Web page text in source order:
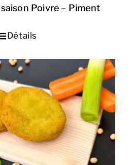
Poivre – Piment
Détails